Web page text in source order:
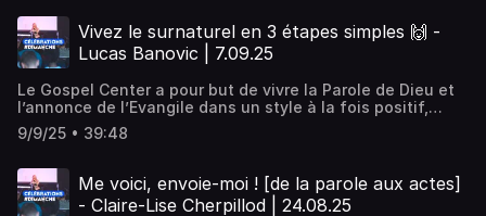
activités qui rejoignent la vie de tous les jours. Puissant,
en vivant la dimension de la guérison et du miraculeux.
Nous sommes une église désirant vivre la présence
puissance.
Vivez le surnaturel en 3 étapes simples 🙌 -
Lucas Banovic | 7.09.25
Le Gospel Center a pour but de vivre la Parole de Dieu et
l’annonce de l’Evangile dans un style à la fois positif,
pratique et puissant. Positif, en encourageant un style de
vie chrétien qui motive, construit et développe les dons
activités qui rejoignent la vie de tous les jours. Puissant,
en vivant la dimension de la guérison et du miraculeux.
Nous sommes une église désirant vivre la présence
9/9/25 • 39:48
Me voici, envoie-moi ! [de la parole aux actes]
- Claire-Lise Cherpillod | 24.08.25